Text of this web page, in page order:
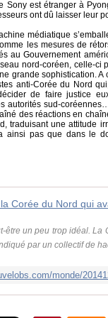
Sony est étranger à
ont dû laisser leur
médiatique
les mesures de
au Gouvernement
nord-coréen, celle-ci
grande sophistication.
anti-Corée du Nord
de faire justice
autorités sud-
des réactions en
traduisant une attitude
ainsi pas que dans le
Corée du Nord qui
être un peu trop idéal.
par un collectif de